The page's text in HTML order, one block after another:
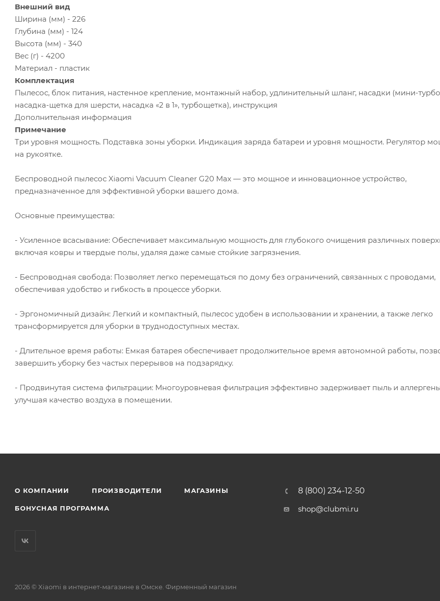
Внешний вид
Ширина (мм) - 226
Глубина (мм) - 124
Высота (мм) - 340
Вес (г) - 4200
Материал - пластик
Комплектация
Пылесос, блок питания, настенное крепление, монтажный набор, удлинительный шланг, насадки (мини-
насадка-щетка для шерсти, насадка «2 в 1», турбощетка), инструкция
Дополнительная информация
Примечание
Три уровня мощность. Подставка зоны уборки. Индикация заряда батареи и уровня мощности. Регулятор
на рукоятке.
Беспроводной пылесос Xiaomi Vacuum Cleaner G20 Max — это мощное и инновационное устройство,
предназначенное для эффективной уборки вашего дома.
Основные преимущества:
- Усиленное всасывание: Обеспечивает максимальную мощность для глубокого очищения различных
включая ковры и твердые полы, удаляя даже самые стойкие загрязнения.
- Беспроводная свобода: Позволяет легко перемещаться по дому без ограничений, связанных с проводами,
обеспечивая удобство и гибкость в процессе уборки.
- Эргономичный дизайн: Легкий и компактный, пылесос удобен в использовании и хранении, а также легко
трансформируется для уборки в труднодоступных местах.
- Длительное время работы: Емкая батарея обеспечивает продолжительное время автономной работы,
завершить уборку без частых перерывов на подзарядку.
- Продвинутая система фильтрации: Многоуровневая фильтрация эффективно задерживает пыль и
улучшая качество воздуха в помещении.
О КОМПАНИИ ПРОИЗВОДИТЕЛИ МАГАЗИНЫ
БОНУСНАЯ ПРОГРАММА
8 (800) 234-12-50
shop@clubmi.ru
2026 © Xiaomi в интернет-магазине в Омске. Фирменный магазин